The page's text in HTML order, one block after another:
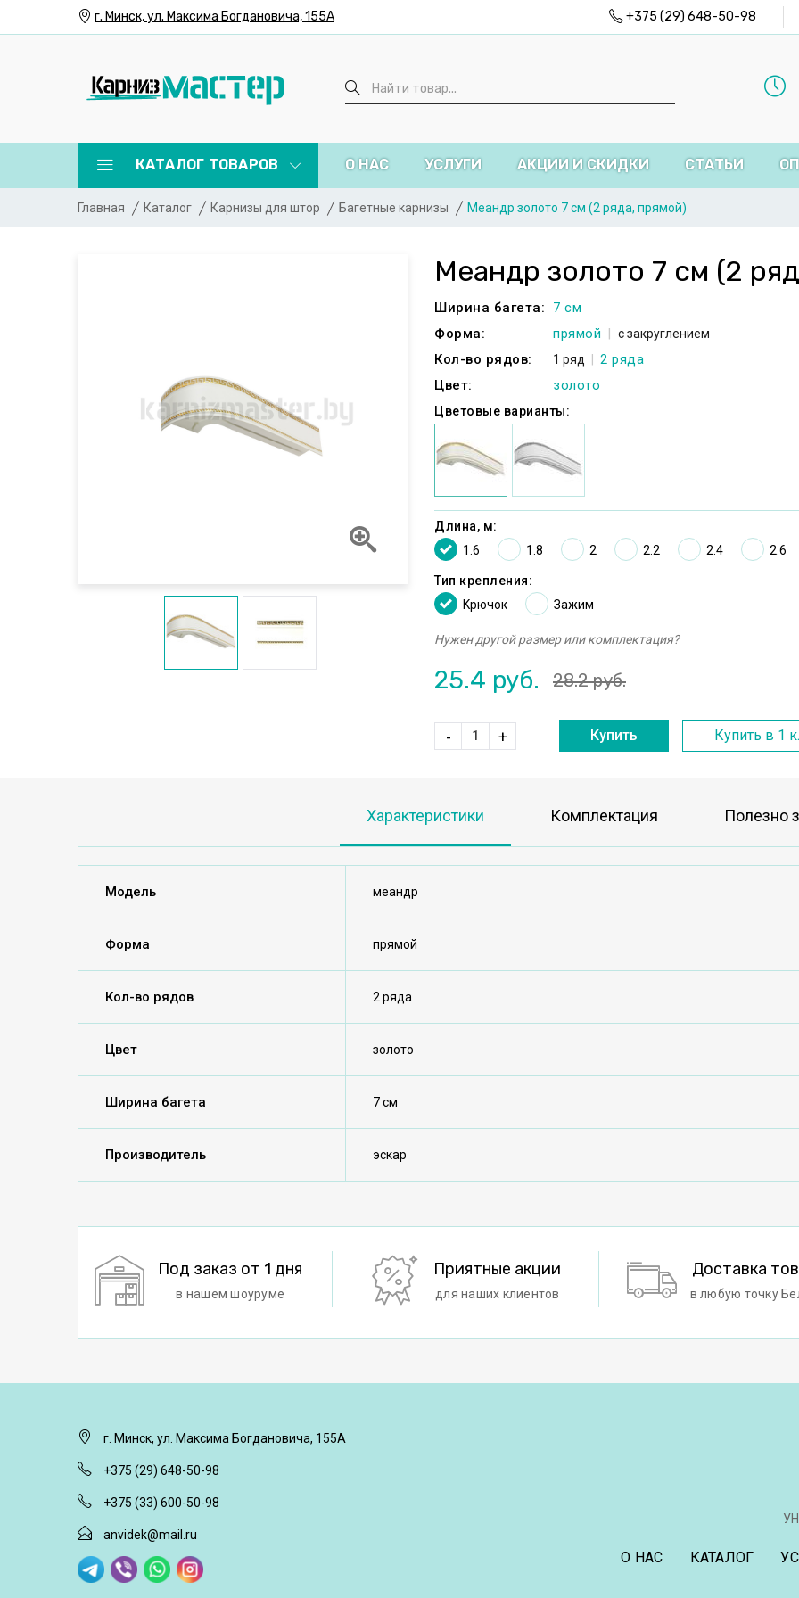
г. Минск, ул. Максима Богдановича, 155А +375 (29) 648-50-98
КАТАЛОГ ТОВАРОВ О НАС УСЛУГИ АКЦИИ И СКИДКИ СТАТЬИ
Главная Каталог Карнизы для штор Багетные карнизы Меандр золото 7 см (2 ряда, прямой)
Меандр золото 7 см (2
Ширина багета:
7 см
Форма:
прямой с закруглением
Кол-во рядов: 1 ряд
2 ряда
Цвет:
золото
Цветовые варианты:
Длина, м:
1.6
1.8 2 2.2 2.4 2.6
Тип крепления:
Kрючок
Зажим
Нужен другой размер или комплектация?
25.4 руб. 28.2руб.
- + Купить Купить в 1
Характеристики Комплектация Полезно
Модель меандр
Форма прямой
Кол-во рядов 2 ряда
Цвет золото
Ширина багета 7 см
Производитель эскар
Под заказ от 1 дня
в нашем шоуруме
Приятные акции
для наших клиентов
Доставка
в любую точку
г. Минск, ул. Максима Богдановича, 155А
+375 (29) 648-50-98
+375 (33) 600-50-98
anvidek@mail.ru
О НАС КАТАЛОГ